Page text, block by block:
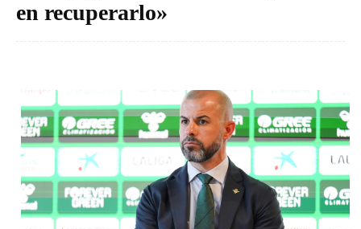
en recuperarlo»